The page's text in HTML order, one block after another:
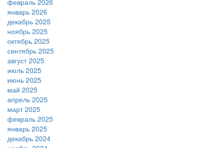
февраль 2026
январь 2026
декабрь 2025
ноябрь 2025
октябрь 2025
сентябрь 2025
август 2025
июль 2025
июнь 2025
май 2025
апрель 2025
март 2025
февраль 2025
январь 2025
декабрь 2024